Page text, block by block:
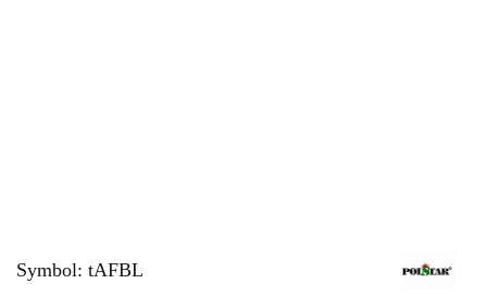
Symbol: tAFBL